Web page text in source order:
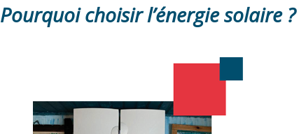
Pourquoi choisir l’énergie solaire ?